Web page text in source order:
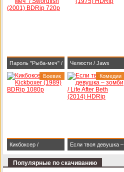
Пароль "Рыба-меч" /
Swordfish (2001)
BDRip 720p
Челюсти / Jaws
(1975) HDRip
Кикбоксер /
Kickboxer (1989)
Боевик
Если твоя девушка –
зомби / Life After Beth
Комедии
Популярные по скачиванию